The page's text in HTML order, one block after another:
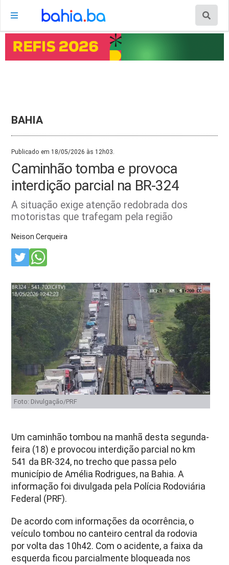
BAHIA
Publicado em 18/05/2026 às 12h03.
Caminhão tomba e provoca
interdição parcial na BR-324
A situação exige atenção redobrada dos
motoristas que trafegam pela região
Neison Cerqueira
Foto: Divulgação/PRF
Um caminhão tombou na manhã desta segunda-
feira (18) e provocou interdição parcial no km
541 da BR-324, no trecho que passa pelo
município de Amélia Rodrigues, na Bahia. A
informação foi divulgada pela Polícia Rodoviária
Federal (PRF).
De acordo com informações da ocorrência, o
veículo tombou no canteiro central da rodovia
por volta das 10h42. Com o acidente, a faixa da
esquerda ficou parcialmente bloqueada nos